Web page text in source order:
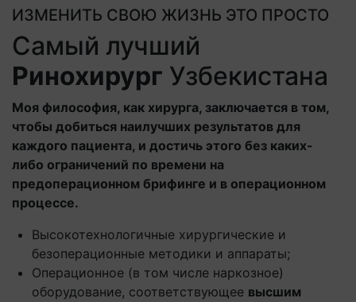
ИЗМЕНИТЬ СВОЮ ЖИЗНЬ ЭТО ПРОСТО
Самый лучший
Ринохирург Узбекистана
Моя философия, как хирурга, заключается в том,
чтобы добиться наилучших результатов для
каждого пациента, и достичь этого без каких-
либо ограничений по времени на
предоперационном брифинге и в операционном
процессе.
Высокотехнологичные хирургические и
безоперационные методики и аппараты;
Операционное (в том числе наркозное)
оборудование, соответствующее высшим